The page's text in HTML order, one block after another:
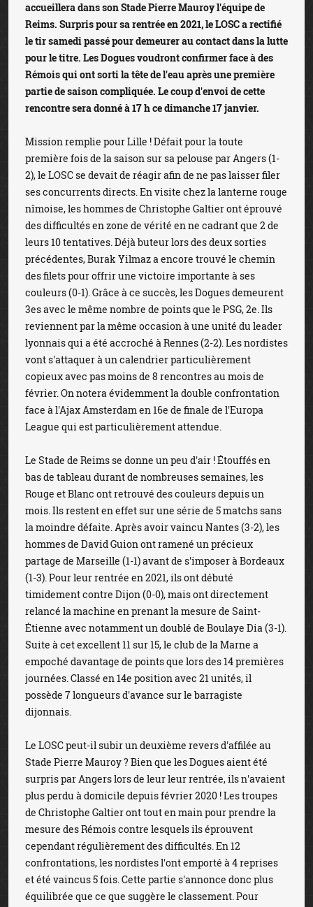
accueillera dans son Stade Pierre Mauroy l'équipe de
Reims. Surpris pour sa rentrée en 2021, le LOSC a rectifié
le tir samedi passé pour demeurer au contact dans la lutte
pour le titre. Les Dogues voudront confirmer face à des
Rémois qui ont sorti la tête de l'eau après une première
partie de saison compliquée. Le coup d'envoi de cette
rencontre sera donné à 17 h ce dimanche 17 janvier.
Mission remplie pour Lille ! Défait pour la toute
première fois de la saison sur sa pelouse par Angers (1-
2), le LOSC se devait de réagir afin de ne pas laisser filer
ses concurrents directs. En visite chez la lanterne rouge
nîmoise, les hommes de Christophe Galtier ont éprouvé
des difficultés en zone de vérité en ne cadrant que 2 de
leurs 10 tentatives. Déjà buteur lors des deux sorties
précédentes, Burak Yilmaz a encore trouvé le chemin
des filets pour offrir une victoire importante à ses
couleurs (0-1). Grâce à ce succès, les Dogues demeurent
3es avec le même nombre de points que le PSG, 2e. Ils
reviennent par la même occasion à une unité du leader
lyonnais qui a été accroché à Rennes (2-2). Les nordistes
vont s'attaquer à un calendrier particulièrement
copieux avec pas moins de 8 rencontres au mois de
février. On notera évidemment la double confrontation
face à l'Ajax Amsterdam en 16e de finale de l'Europa
League qui est particulièrement attendue.
Le Stade de Reims se donne un peu d'air ! Étouffés en
bas de tableau durant de nombreuses semaines, les
Rouge et Blanc ont retrouvé des couleurs depuis un
mois. Ils restent en effet sur une série de 5 matchs sans
la moindre défaite. Après avoir vaincu Nantes (3-2), les
hommes de David Guion ont ramené un précieux
partage de Marseille (1-1) avant de s'imposer à Bordeaux
(1-3). Pour leur rentrée en 2021, ils ont débuté
timidement contre Dijon (0-0), mais ont directement
relancé la machine en prenant la mesure de Saint-
Étienne avec notamment un doublé de Boulaye Dia (3-1).
Suite à cet excellent 11 sur 15, le club de la Marne a
empoché davantage de points que lors des 14 premières
journées. Classé en 14e position avec 21 unités, il
possède 7 longueurs d'avance sur le barragiste
dijonnais.
Le LOSC peut-il subir un deuxième revers d'affilée au
Stade Pierre Mauroy ? Bien que les Dogues aient été
surpris par Angers lors de leur leur rentrée, ils n'avaient
plus perdu à domicile depuis février 2020 ! Les troupes
de Christophe Galtier ont tout en main pour prendre la
mesure des Rémois contre lesquels ils éprouvent
cependant régulièrement des difficultés. En 12
confrontations, les nordistes l'ont emporté à 4 reprises
et été vaincus 5 fois. Cette partie s'annonce donc plus
équilibrée que ce que suggère le classement. Pour